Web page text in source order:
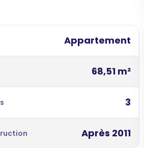
Appartement
68,51 m²
3
Après 2011